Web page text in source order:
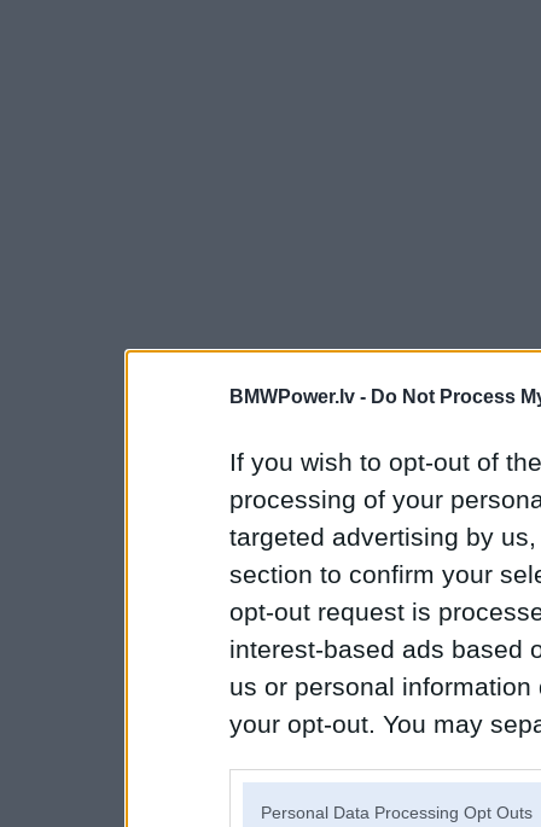
BMWPower.lv - Do Not Process
If you wish to opt-out of
processing of your
targeted advertising by
section to confirm your
opt-out request is
interest-based ads based
us or personal
your opt-out. You may
Personal Data Processing Opt Outs